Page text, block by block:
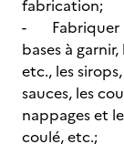
fabrication;
- Fabriquer
bases à
etc., les
sauces, les
nappages et
coulé, etc.;